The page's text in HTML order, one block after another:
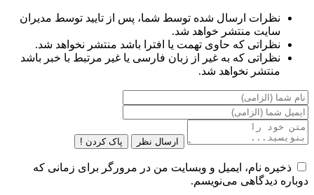
نظرات ارسال شده توسط شما، پس از تایید توسط مدیران
سایت منتشر خواهد شد.
نظراتی که حاوی تهمت یا افترا باشد منتشر نخواهد شد.
نظراتی که به غیر از زبان فارسی یا غیر مرتبط با خبر باشد
منتشر نخواهد شد.
ارسال نظر پاک کردن !
ذخیره نام، ایمیل و وبسایت من در مرورگر برای زمانی که
دوباره دیدگاهی می‌نویسم.